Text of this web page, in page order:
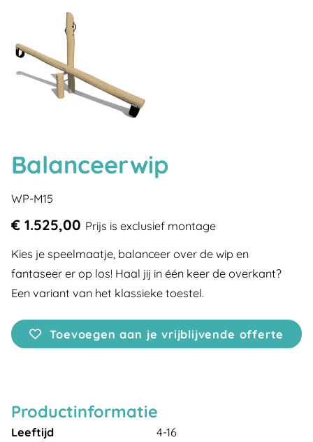
Balanceerwip
WP-M15
€ 1.525,00 Prijs is exclusief montage
Kies je speelmaatje, balanceer over de wip en
fantaseer er op los! Haal jij in één keer de overkant?
Een variant van het klassieke toestel.
Toevoegen aan je vrijblijvende offerte
Productinformatie
Leeftijd
4-16